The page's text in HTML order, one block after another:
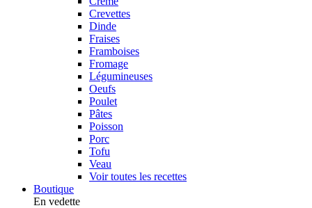
Crevettes
Dinde
Fraises
Framboises
Fromage
Légumineuses
Oeufs
Poulet
Pâtes
Poisson
Porc
Tofu
Veau
Voir toutes les recettes
Boutique
En vedette